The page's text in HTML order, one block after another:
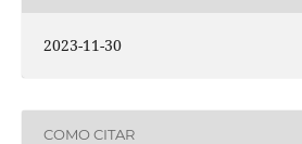
2023-11-30
COMO CITAR